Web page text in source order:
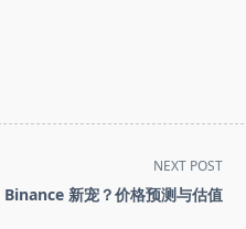
NEXT POST
Binance 新宠？价格预测与估值